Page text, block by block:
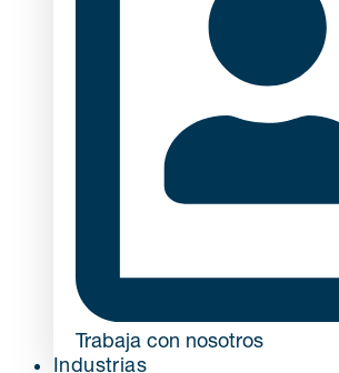
Trabaja con nosotros
Industrias